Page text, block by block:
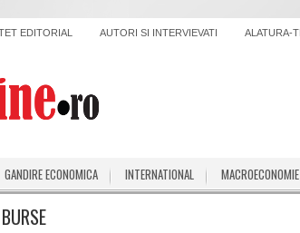
EDITORIAL AUTORI SI INTERVIEVATI ALATURA-
GANDIRE ECONOMICA INTERNATIONAL MACROECONOMIE
BURSE